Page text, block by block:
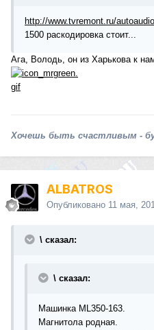
http://www.tvremont.ru/
1500 раскодировка стоит...
Ага, Володь, он из Харькова к
Хочешь быть счастливым -
ALBATROS
Опубликовано 11 мая,
\ сказал:
\ сказал:
Машинка ML350-163.
Магнитола родная.